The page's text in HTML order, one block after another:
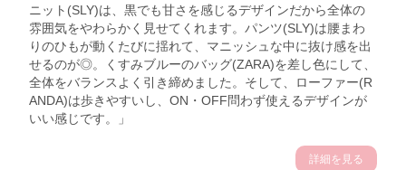
ニット(SLY)は、黒でも甘さを感じるデザインだから全体の
雰囲気をやわらかく見せてくれます。パンツ(SLY)は腰まわ
りのひもが動くたびに揺れて、マニッシュな中に抜け感を出
せるのが◎。くすみブルーのバッグ(ZARA)を差し色にして、
全体をバランスよく引き締めました。そして、ローファー(R
ANDA)は歩きやすいし、ON・OFF問わず使えるデザインが
いい感じです。」
詳細を見る